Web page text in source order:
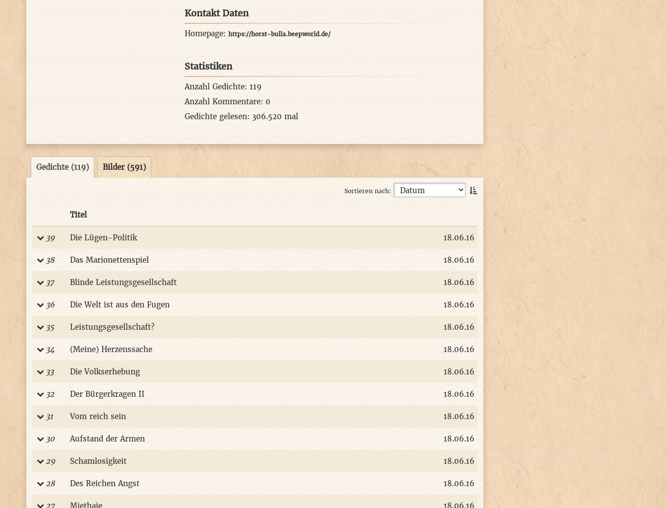
Kontakt Daten
Homepage: https://horst-bulla.beepworld.de/
Statistiken
Anzahl Gedichte: 119
Anzahl Kommentare: 0
Gedichte gelesen: 306.520 mal
Gedichte (119) Bilder (591)
Sortieren nach:
Titel
39 Die Lügen-Politik 18.06.16
38 Das Marionettenspiel 18.06.16
37 Blinde Leistungsgesellschaft 18.06.16
36 Die Welt ist aus den Fugen 18.06.16
35 Leistungsgesellschaft? 18.06.16
34 (Meine) Herzenssache 18.06.16
33 Die Volkserhebung 18.06.16
32 Der Bürgerkragen II 18.06.16
31 Vom reich sein 18.06.16
30 Aufstand der Armen 18.06.16
29 Schamlosigkeit 18.06.16
28 Des Reichen Angst 18.06.16
27 Miethaie 18.06.16